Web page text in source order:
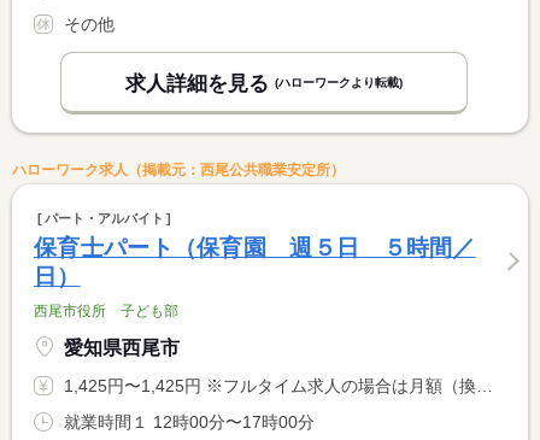
その他
求人詳細を見る (ハローワークより転載)
ハローワーク求人（掲載元：西尾公共職業安定所）
パート・アルバイト
保育士パート（保育園 週５日 ５時間／
日）
西尾市役所 子ども部
愛知県西尾市
1,425円〜1,425円 ※フルタイム求人の場合は月額（換算額）、パート求人の場合は時間額を表示しています。
就業時間１ 12時00分〜17時00分